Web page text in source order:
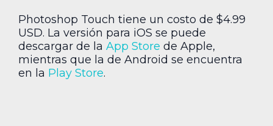
Photoshop Touch tiene un costo de $4.99
USD. La versión para iOS se puede
descargar de la App Store de Apple,
mientras que la de Android se encuentra
en la Play Store.